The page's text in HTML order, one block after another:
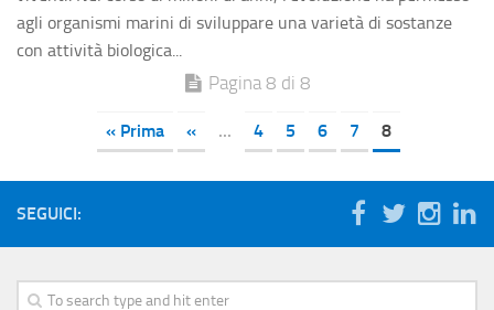
agli organismi marini di sviluppare una varietà di sostanze
con attività biologica...
Pagina 8 di 8
« Prima « ... 4 5 6 7 8
SEGUICI: